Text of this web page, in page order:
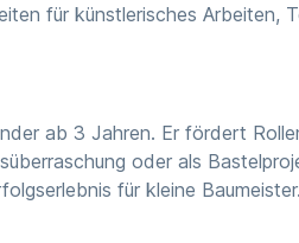
für künstlerisches Arbeiten,
ab 3 Jahren. Er fördert
oder als
für kleine Baumeister.